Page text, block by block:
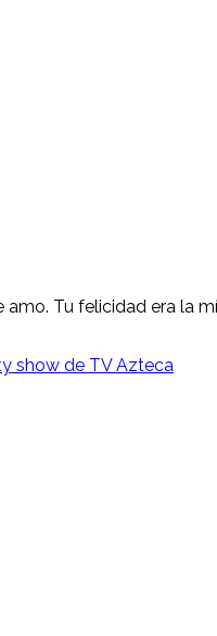
Tu felicidad era la
show de TV Azteca